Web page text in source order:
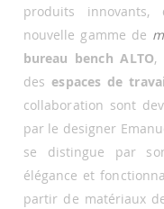
produits
nouvelle gamme de
bureau bench ALTO,
desespaces de
collaboration sont
par le designer
se distingue par
élégance et
partir de matériaux